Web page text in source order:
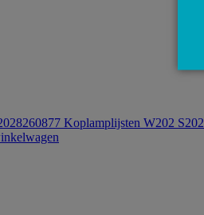
Koplamplijsten W202 S202